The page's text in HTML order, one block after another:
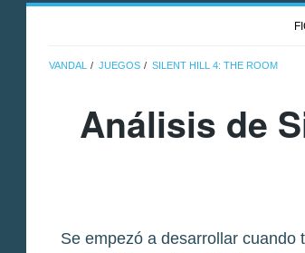
VANDAL JUEGOS SILENT HILL 4: THE ROOM
Análisis de
Se empezó a desarrollar